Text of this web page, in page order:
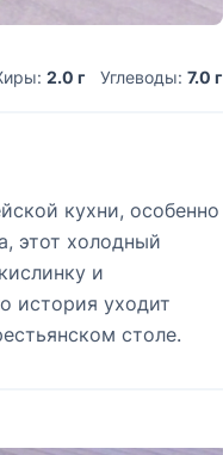
2.0 г Углеводы: 7.0 г
кухни, особенно
этот холодный
и
история уходит
столе.